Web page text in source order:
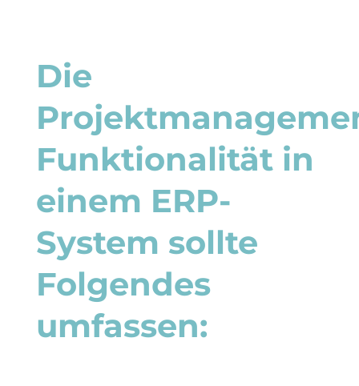
Die
Funktionalität in
einem ERP-
System sollte
Folgendes
umfassen: